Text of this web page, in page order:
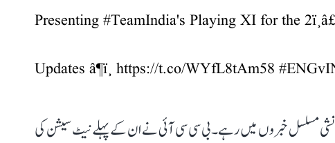
Presenting#TeamIndia's Playing XI for the
Updates â¶ï¸ https://t.co/WYfL8tAm58
ونشی مسلسل خبروں میں رہے۔ بی سی سی آئی نے ان کے پہلے نیٹ سیشن کی